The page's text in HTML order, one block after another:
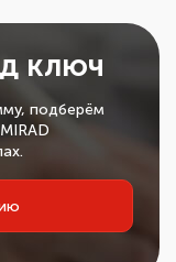
ключ
подберём